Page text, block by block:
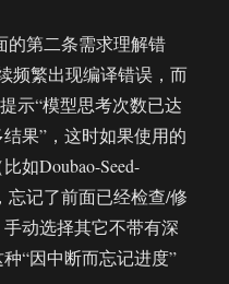
的第二条需求理解错
频繁出现编译错误，而
示“模型思考次数已达
果”，这时如果使用的
如Doubao-Seed-
忘记了前面已经检查/修
动选择其它不带有深
“因中断而忘记进度”